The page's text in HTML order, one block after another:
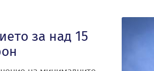
за над 15